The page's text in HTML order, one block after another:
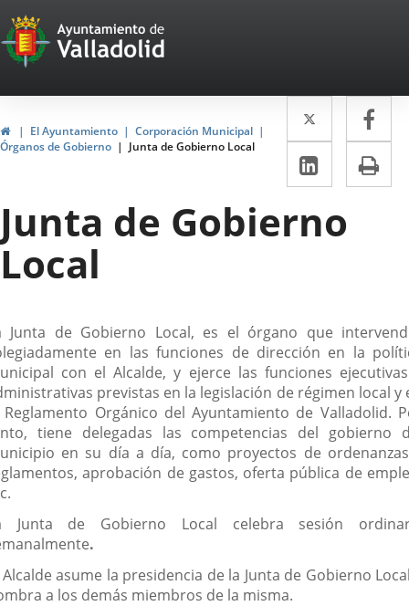
Portal
Web
del
Ayuntamiento
de
Valladolid
InicioEl Ayuntamiento
Corporación Municipal
Órganos de Gobierno
Junta de Gobierno Local
Twitter
Enlace
a
una
externa.
a
LinkedIn
Enlace
a
una
Junta de Gobierno
Local
Junta de Gobierno Local, es el órgano que
en las funciones de dirección en la
con el Alcalde, y ejerce las funciones
previstas en la legislación de régimen local y
Orgánico del Ayuntamiento de Valladolid.
tiene delegadas las competencias del gobierno
en su día a día, como proyectos de
aprobación de gastos, oferta pública de
Junta de Gobierno Local celebra sesión
.
Alcalde asume la presidencia de la Junta de Gobierno
a los demás miembros de la misma.